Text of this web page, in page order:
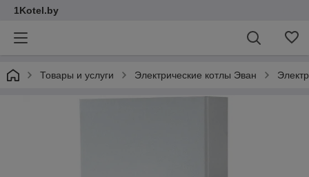
1Kotel.by
Товары и услуги Электрические котлы Эван